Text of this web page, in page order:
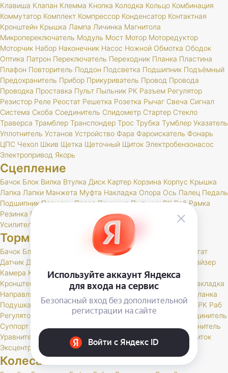
Клавиша Клапан Клемма Кнопка Колодка Кольцо Комбинация
Коммутатор Комплект Компрессор Конденсатор Контактная
Кронштейн Крышка Лампа Личинка Магнитола
Микропереключатель Модуль Мост Мотор Моторедуктор
Моторчик Набор Наконечник Насос Ножной Обмотка Ободок
Оптика Патрон Переключатель Переходник Планка Пластина
Плафон Повторитель Поддон Подсветка Подшипник Подъёмный
Предохранитель Прибор Прикуриватель Провод Провода
Проводка Проставка Пульт Пыльник РК Разъем Регулятор
Резистор Реле Реостат Решетка Розетка Рычаг Свеча Сигнал
Система Скоба Соединитель Спидометр Стартер Стекло
Траверса Трамблер Транспондер Трос Трубка Тумблер Указатель
Уплотнитель Установ Устройство Фара Фароискатель Фонарь
ЦПС Чехол Шкив Щетка Щеточный Щиток Электробензонасос
Электропривод Якорь
Сцепление
Бачок Блок Вилка Втулка Диск Картер Корзина Корпус Крышка
Лапка Лапки Манжета Муфта Накладка Опора Ось Палец Педаль
Подшипник Поршень Пресс Пружина Пыльник РК Раб Рамка
Резинка Рычаг Сцепление Толкатель
Тяга
Усилитель
Шаровая Шланг Шток
Тормоза
Бачок Блок Вилка Винт
Гидроагрегат
Датчик Держатель
Иммобилайзер
Камера Клапан Клин Колодка Колодки Колпачок Кольцо
Кронштейн
Манжета Маслоотражатель
Накладка
Направляющая
Планка
Подушка
Поршень Привод Проставка Пружина Пыльник РК Раб
Регулятор
Рычаг Сектор Сигнальное
Соединитель
Суппорт
Удлинитель
Уравнитель
Цилиндр Чехол
Щиток
Эксцентрик
Колеса и шины